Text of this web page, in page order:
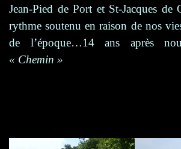
Jean-Pied de Port et St-Jacques de
rythme soutenu en raison de nos
de l’époque…14 ans après
« Chemin »